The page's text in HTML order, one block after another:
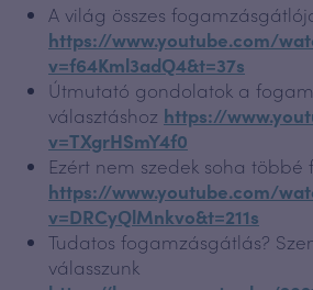
A világ összes
https://www.youtube.com/
v=f64Kml3adQ4&t=37s
Útmutató gondolatok a
választáshoz https://
v=TXgrHSmY4f0
Ezért nem szedek soha
https://www.youtube.com/
v=DRCyQlMnkvo&t=211s
Tudatos fogamzásgátlás?
válasszunk